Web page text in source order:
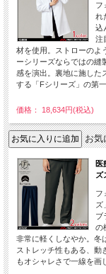
フ
れ
込
注
材を使用。ストローのよ
ーシリーズならではの縫
感を演出。裏地に施した
する「Fシリーズ」の第
価格： 18,634円(税込)
お気
医
ズ
フ
ズ
ブ
の
非常に軽くしなやか。冬
ストレッチ性もある、動
もオシャレさで一線を画